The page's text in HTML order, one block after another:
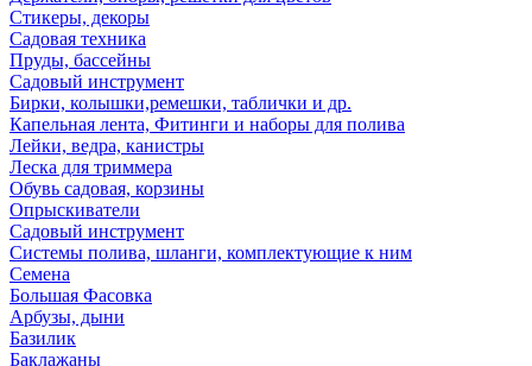
Стикеры, декоры
Садовая техника
Пруды, бассейны
Садовый инструмент
Бирки, колышки,ремешки, таблички и др.
Капельная лента, Фитинги и наборы для полива
Лейки, ведра, канистры
Леска для триммера
Обувь садовая, корзины
Опрыскиватели
Садовый инструмент
Системы полива, шланги, комплектующие к ним
Семена
Большая Фасовка
Арбузы, дыни
Базилик
Баклажаны